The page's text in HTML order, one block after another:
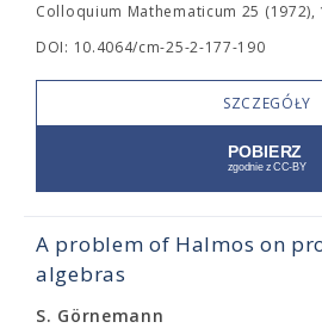
Colloquium Mathematicum 25 (1972),
DOI: 10.4064/cm-25-2-177-190
SZCZEGÓŁY
A problem of Halmos on
algebras
S. Görnemann